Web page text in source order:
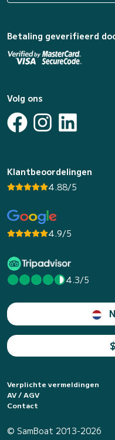
Betaling geverifieerd
Volg ons
Klantbeoordelingen
4.88/5
4.9/5
4.3/5
Verplichte vermeldingen
AV / AGV
Contact
© SamBoat 2013-2026